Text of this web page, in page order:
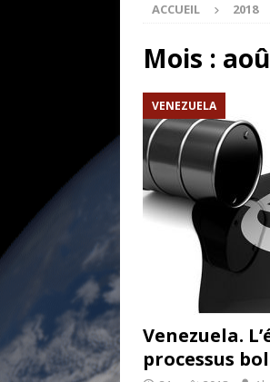
[ 18
avant
[ 17
[ 14
* LA
ACCUEIL 2018
Mois :
VENEZUELA
Venezuela.
processus